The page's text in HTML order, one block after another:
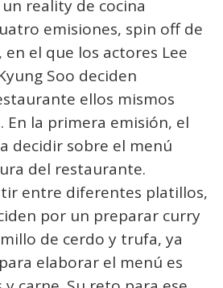
reality de cocina
emisiones, spin off de
el que los actores Lee
Soo deciden
ellos mismos
En la primera emisión, el
decidir sobre el menú
del restaurante.
entre diferentes platillos,
por un preparar curry
de cerdo y trufa, ya
elaborar el menú es